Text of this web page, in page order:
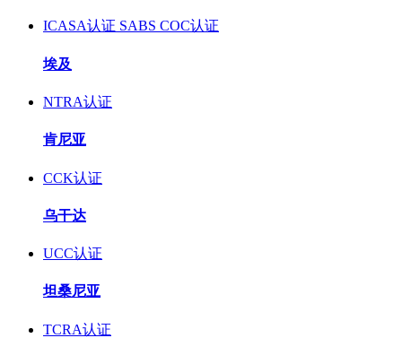
ICASA认证 SABS COC认证
埃及
NTRA认证
肯尼亚
CCK认证
乌干达
UCC认证
坦桑尼亚
TCRA认证